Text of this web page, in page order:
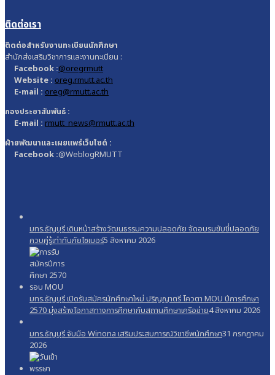
ติดต่อเรา
ติดต่อสำหรับงานทะเบียนนักศึกษา
สำนักส่งเสริมวิชาการและงานทะเบียน :
Facebook :@oregrmutt
Website : oreg.rmutt.ac.th
E-mail : oreg@rmutt.ac.th
กองประชาสัมพันธ์ :
E-mail : rmutt_news@rmutt.ac.th
ฝ่ายพัฒนาและเผยแพร่เว็บไซต์ :
Facebook :@WeblogRMUTT
มทร.ธัญบุรี เดินหน้าสร้างวัฒนธรรมความปลอดภัย จัดอบรมขับขี่ปลอดภัย
ควบคู่รู้เท่าทันภัยไซเบอร์5 สิงหาคม 2026
มทร.ธัญบุรี เปิดรับสมัครนักศึกษาใหม่ ปริญญาตรี โควตา MOU ปีการศึกษา
2570 มุ่งสร้างโอกาสทางการศึกษากับสถานศึกษาเครือข่าย4 สิงหาคม 2026
มทร.ธัญบุรี จับมือ Winona เสริมประสบการณ์วิชาชีพนักศึกษา31 กรกฎาคม
2026